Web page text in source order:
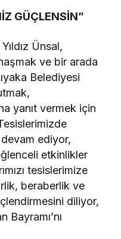
GÜÇLENSİN”
Ünsal,
ve bir arada
Belediyesi
yanıt vermek için
ediyor,
etkinlikler
tesislerimize
beraberlik ve
diliyor,
Bayramı’nı